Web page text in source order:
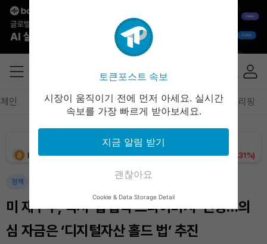
인 테크 경제 마켓 정책 정치 인사이트 브리핑
Solana (SOL)
Dogecoin (DOGE) ₩
정책
미 재무부, 믹서 ‘합법적 프라이버시’ 인정…의
심 자금은 ‘디지털자산 홀드 법’ 추진
토큰포스트 속보
시장이 움직이기 전에 먼저 아세요. 실시간
속보를 가장 빠르게 받아보세요.
지금 알림 받기
괜찮아요
Cookie & Data Storage Detail